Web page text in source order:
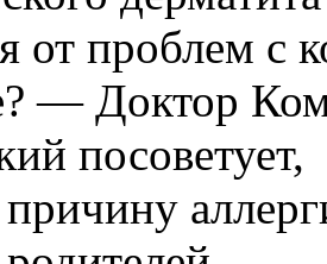
от проблем с
— Доктор
посоветует,